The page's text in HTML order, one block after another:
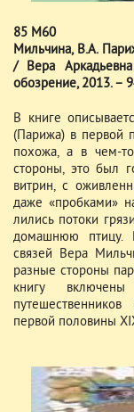
85 М60
Мильчина, В.А.
/ Вера
обозрение, 2013. –
В книге
(Парижа) в первой
похожа, а в чем-
стороны, это был
витрин, с
даже «пробками»
лились потоки
домашнюю птицу.
связей Вера
разные стороны
книгу
первой половины